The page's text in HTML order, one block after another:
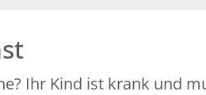
Ihr Kind ist krank und
Beratung ist immer